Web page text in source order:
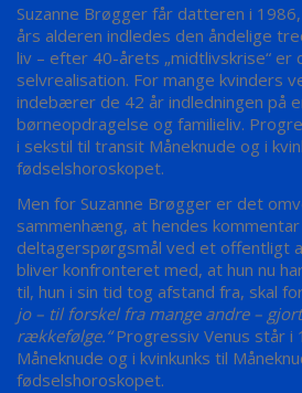
Suzanne Brøgger får datteren i
års alderen indledes den åndelige
liv – efter 40-årets „midtlivskrise“ er
selvrealisation. For mange kvinders
indebærer de 42 år indledningen på
børneopdragelse og familieliv.
i sekstil til transit Måneknude og i
fødselshoroskopet.
Men for Suzanne Brøgger er det
sammenhæng, at hendes
deltagerspørgsmål ved et offentligt
bliver konfronteret med, at hun nu
til, hun i sin tid tog afstand fra, skal
jo – til forskel fra mange andre –
rækkefølge.“Progressiv Venus står i
Måneknude og i kvinkunks til
fødselshoroskopet.